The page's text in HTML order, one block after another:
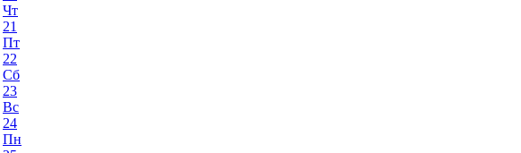
Чт
21
Пт
22
Сб
23
Вс
24
Пн